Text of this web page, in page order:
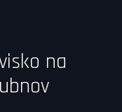
na